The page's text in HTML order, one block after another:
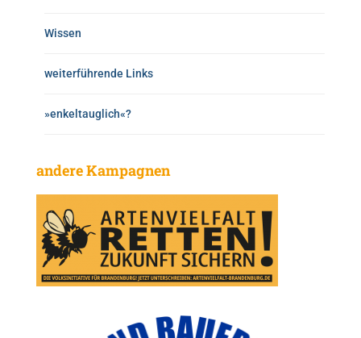
Wissen
weiterführende Links
»enkeltauglich«?
andere Kampagnen